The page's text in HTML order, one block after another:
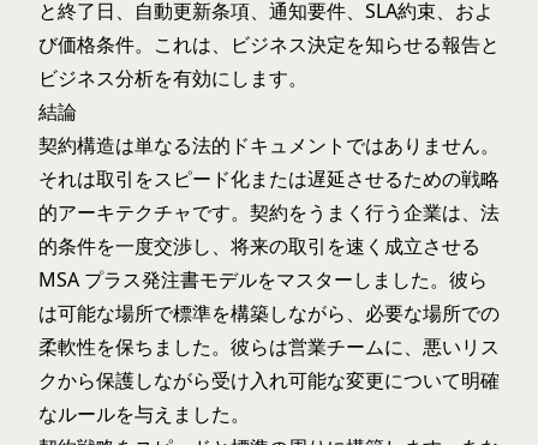
と終了日、自動更新条項、通知要件、SLA約束、およ
び価格条件。これは、ビジネス決定を知らせる報告と
ビジネス分析を有効にします。
結論
契約構造は単なる法的ドキュメントではありません。
それは取引をスピード化または遅延させるための戦略
的アーキテクチャです。契約をうまく行う企業は、法
的条件を一度交渉し、将来の取引を速く成立させる
MSA プラス発注書モデルをマスターしました。彼ら
は可能な場所で標準を構築しながら、必要な場所での
柔軟性を保ちました。彼らは営業チームに、悪いリス
クから保護しながら受け入れ可能な変更について明確
なルールを与えました。